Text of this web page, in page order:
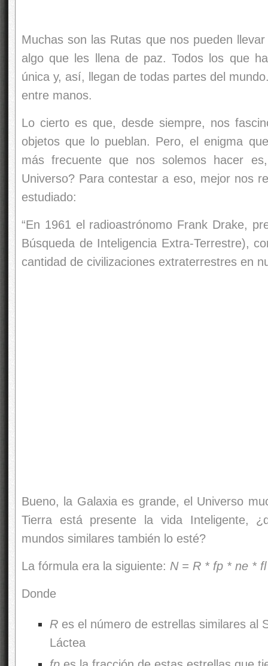
Muchas son las Rutas que nos pueden
algo que les llena de paz. Todos los que
única y, así, llegan de todas partes del
entre manos.
Lo cierto es que, desde siempre, nos
objetos que lo pueblan. Pero, el enigma
más frecuente que nos solemos hacer
Universo? Para contestar a eso, mejor nos
estudiado:
“En 1961 el radioastrónomo Frank Drake,
Búsqueda de Inteligencia Extra-Terrestre),
cantidad de civilizaciones extraterrestres en
Láctea
fp es la fracción de estas estrellas que
fles la fracción de esos planetas en los
fies la fracción de esos planetas
fc es la fracción de ellos que ha
comunicarse